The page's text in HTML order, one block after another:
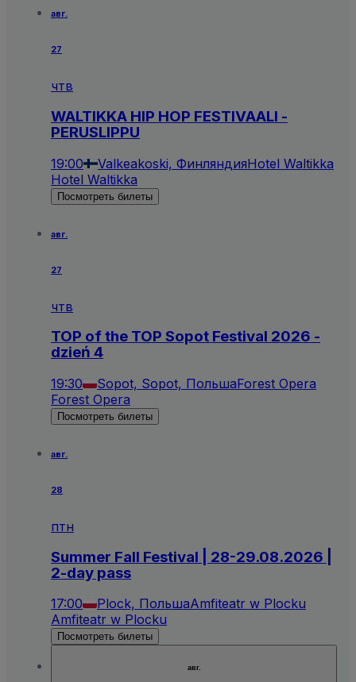
авг.
27
чтв
WALTIKKA HIP HOP FESTIVAALI -
PERUSLIPPU
19:00 Valkeakoski, ФинляндияHotel Waltikka
Hotel Waltikka
Посмотреть билеты
авг.
27
чтв
TOP of the TOP Sopot Festival 2026 -
dzień 4
19:30 Sopot, Sopot, ПольшаForest Opera
Forest Opera
Посмотреть билеты
авг.
28
птн
Summer Fall Festival | 28-29.08.2026 |
2-day pass
17:00 Plock, ПольшаAmfiteatr w Plocku
Amfiteatr w Plocku
Посмотреть билеты
авг.